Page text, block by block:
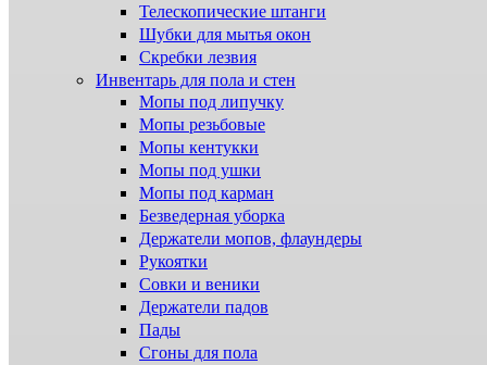
Телескопические штанги
Шубки для мытья окон
Скребки лезвия
Инвентарь для пола и стен
Мопы под липучку
Мопы резьбовые
Мопы кентукки
Мопы под ушки
Мопы под карман
Безведерная уборка
Держатели мопов, флаундеры
Рукоятки
Совки и веники
Держатели падов
Пады
Сгоны для пола